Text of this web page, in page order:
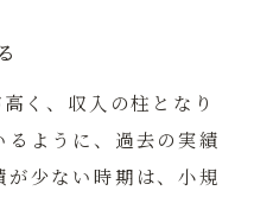
く、収入の柱となり
ように、過去の実績
少ない時期は、小規